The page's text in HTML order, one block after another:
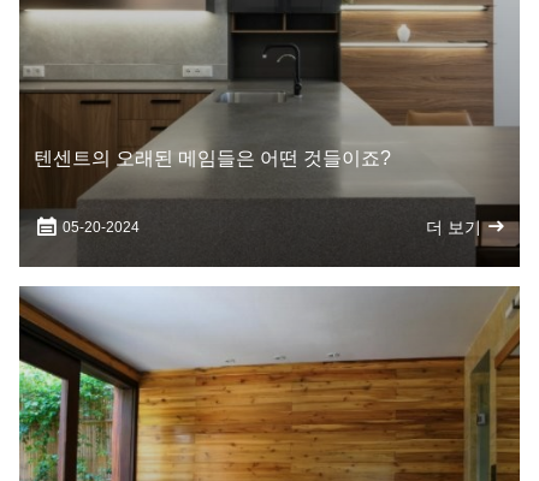
텐센트의 오래된 메임들은 어떤 것들이죠?
05-20-2024 더 보기